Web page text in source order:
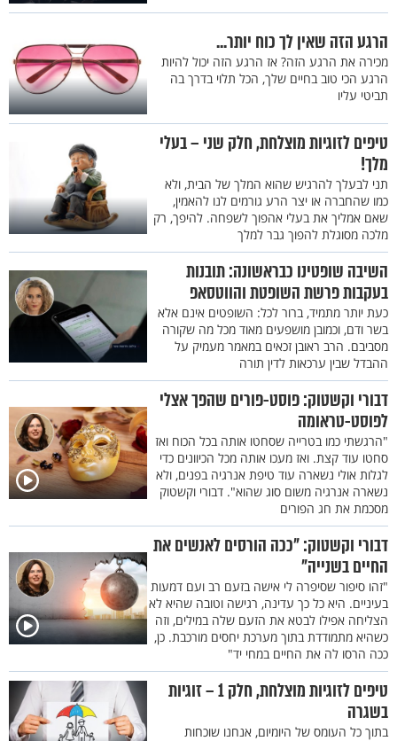
הרגע הזה שאין לך כוח יותר...
מכירה את הרגע הזה? אז הרגע הזה יכול להיות
הרגע הכי טוב בחיים שלך, הכל תלוי בדרך בה
תביטי עליו
טיפים לזוגיות מוצלחת, חלק שני – בעלי
מלך!
תני לבעלך להרגיש שהוא המלך של הבית, ולא
כמו שהחברה או יצר הרע גורמים לנו להאמין,
שאם אמליך את בעלי אהפוך לשפחה. להיפך, רק
מלכה מסוגלת להפוך גבר למלך
השיבה שופטינו כבראשונה: תובנות
בעקבות פרשת השופטת והווטסאפ
כעת יותר מתמיד, ברור לכל: השופטים אינם אלא
בשר ודם, וכמובן מושפעים מאוד מכל מה שקורה
מסביבם. הרב ראובן זכאים במאמר מעמיק על
ההבדל שבין ערכאות לדין תורה
דבורי וקשטוק: פוסט-פורים שהפך אצלי
לפוסט-טראומה
"הרגשתי כמו בטרייה שסחטו אותה בכל הכוח ואז
סחטו עוד קצת. ואז מעכו אותה מכל הכיוונים כדי
לגלות אולי נשארה עוד טיפת אנרגיה בפנים, ולא
נשארה אנרגיה משום סוג שהוא". דבורי וקשטוק
מסכמת את חג הפורים
דבורי וקשטוק: "ככה הורסים לאנשים את
החיים בשנייה"
"זהו סיפור שסיפרה לי אישה בזעם רב ועם דמעות
בעיניים. היא כל כך עדינה, רגישה וטובה שהיא לא
הצליחה אפילו לבטא את הזעם שלה במילים, וזה
כשהיא מתמודדת בתוך מערכת יחסים מורכבת. כן,
ככה הרסו לה את החיים במחי יד"
טיפים לזוגיות מוצלחת, חלק 1 – זוגיות
בשגרה
בתוך כל העומס של היומיום, אנחנו שוכחות